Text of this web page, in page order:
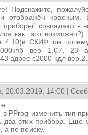
Подскажите,
отображён
приборы" совпадают -
как, это
4.10(в СКИФ он
вер 1.07, 23
адрес с2000-кдл
20.03.2019, 14:00 |
в PProg изменить тип
два этих прибора. Еще
а по поиску.